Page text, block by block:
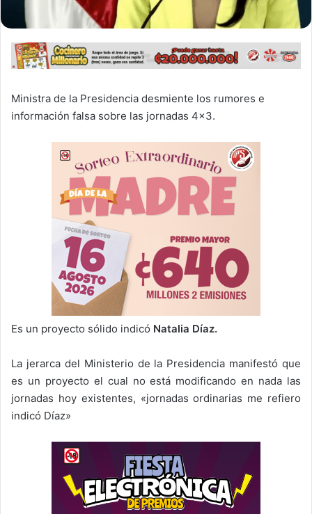
Ministra de la Presidencia desmiente los rumores e
información falsa sobre las jornadas 4×3.
Es un proyecto sólido indicó Natalia Díaz.
La jerarca del Ministerio de la Presidencia manifestó que
es un proyecto el cual no está modificando en nada las
jornadas hoy existentes, «jornadas ordinarias me refiero
indicó Díaz»